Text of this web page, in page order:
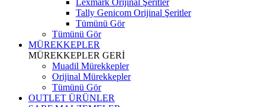
Lexmark Orijinal Şeritler
Tally Genicom Orijinal Şeritler
Tümünü Gör
Tümünü Gör
MÜREKKEPLER
MÜREKKEPLER GERİ
Muadil Mürekkepler
Orijinal Mürekkepler
Tümünü Gör
OUTLET ÜRÜNLER